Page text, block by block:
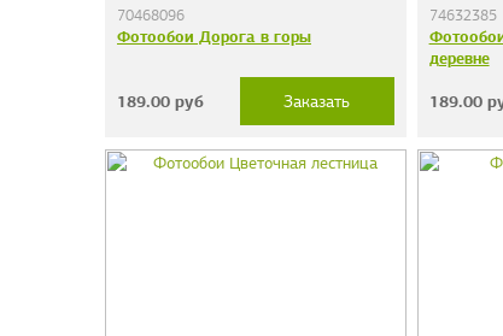
70468096
Фотообои Дорога в горы
189.00руб Заказать
74632385
деревне
189.00